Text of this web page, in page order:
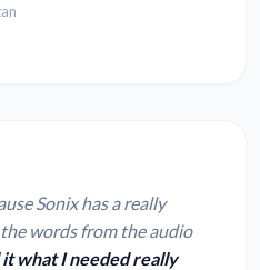
Sonix has a really
words from the audio
what I needed really